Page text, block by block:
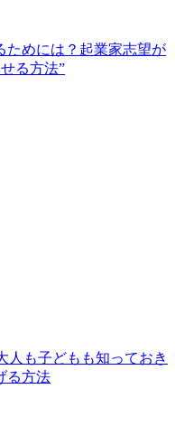
ためには？起業家志望が
る方法”
人も子どもも知っておき
る方法